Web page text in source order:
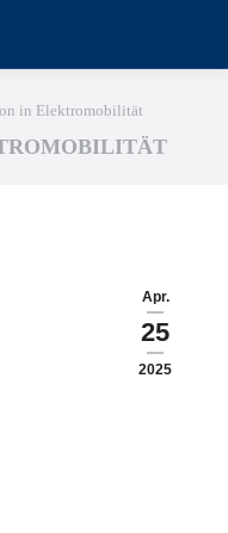
in Elektromobilität
Apr.
25
2025